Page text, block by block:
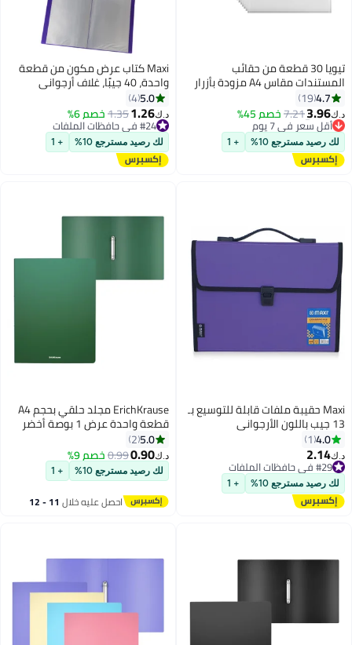
تيويا 30 قطعة من حقائب
المستندات مقاس A4 مزودة بأزرار
إغلاق، منظمي أظرف شفافة،
أكياس مجلدات مقاومة للماء
للمكتب، المنزل، المدرسة،
القرطاسية
4.7
19
د.ك‏3.96
7.21خصم 45%
#6 في حافظات الملفات
أقل سعر في 7 يوم
#6 في حافظات الملفات
لك رصيد مسترجع 10% + 1
Maxi كتاب عرض مكون من قطعة
واحدة، 40 جيبًا، غلاف أرجواني
5.0
4
د.ك‏1.26
1.35خصم 6%
#24 في حافظات الملفات
#24 في حافظات الملفات
لك رصيد مسترجع 10% + 1
Maxi حقيبة ملفات قابلة للتوسيع بـ
13 جيب باللون الأرجواني
4.0
1
د.ك‏2.14
#29 في حافظات الملفات
#29 في حافظات الملفات
لك رصيد مسترجع 10% + 1
ErichKrause مجلد حلقي بحجم A4
قطعة واحدة عرض 1 بوصة أخضر
5.0
2
د.ك‏0.90
0.99خصم 9%
لك رصيد مسترجع 10% + 1
احصل عليه خلال 11 - 12